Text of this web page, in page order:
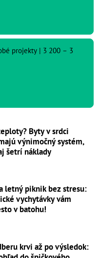
projekty | 3 200 – 3
Byty v srdci
výnimočný systém,
šetrí náklady
letný piknik bez stresu:
vychytávky vám
v batohu!
krvi až po výsledok: